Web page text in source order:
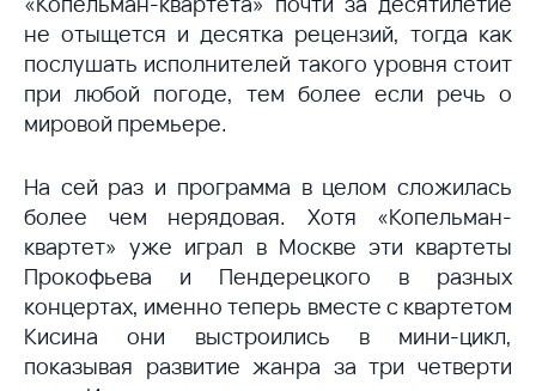
не отыщется и десятка рецензий, тогда как
послушать исполнителей такого уровня стоит
при любой погоде, тем более если речь о
мировой премьере.
На сей раз и программа в целом сложилась
более чем нерядовая. Хотя «Копельман-
квартет» уже играл в Москве эти квартеты
Прокофьева и Пендерецкого в разных
концертах, именно теперь вместе с квартетом
Кисина они выстроились в мини-цикл,
показывая развитие жанра за три четверти